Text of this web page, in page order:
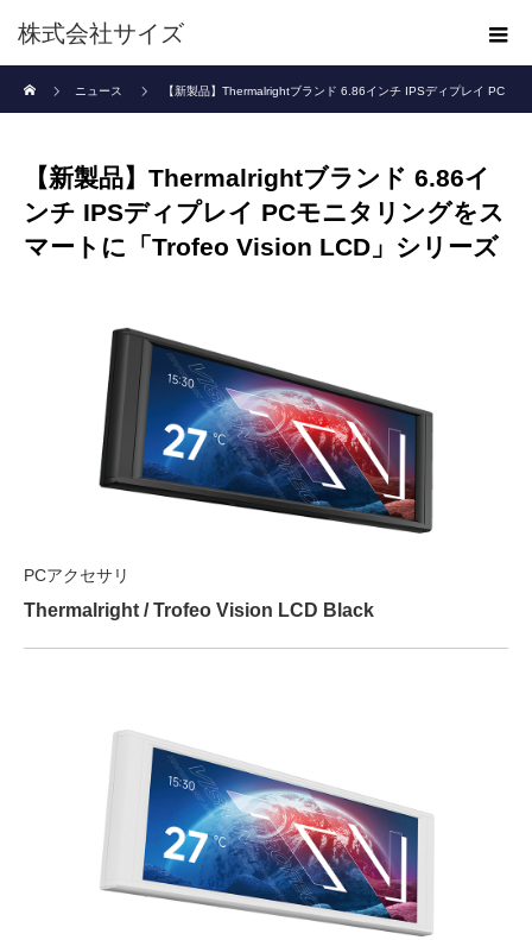
株式会社サイズ
ニュース
【新製品】Thermalrightブランド 6.86インチ IPSディプレイ PC
【新製品】Thermalrightブランド 6.86イ
ンチ IPSディプレイ PCモニタリングをス
マートに「Trofeo Vision LCD」シリーズ
PCアクセサリ
Thermalright / Trofeo Vision LCD Black